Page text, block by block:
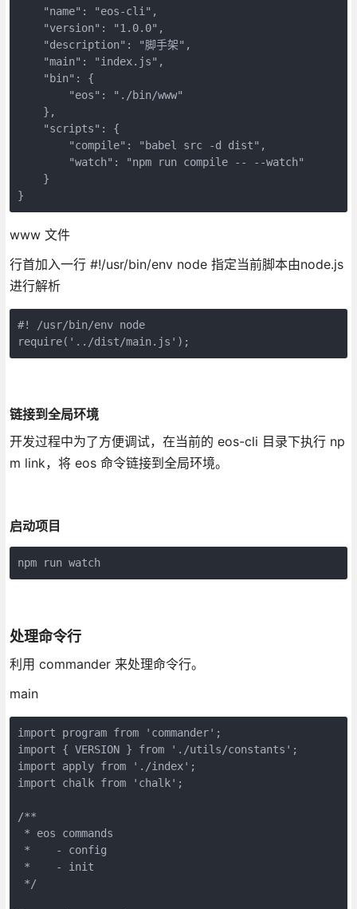
    "name": "eos-cli",
    "version": "1.0.0",
    "description": "脚手架",
    "main": "index.js",
    "bin": {
        "eos": "./bin/www"
    },
    "scripts": {
        "compile": "babel src -d dist",
        "watch": "npm run compile -- --watch"
    }
}
www 文件
行首加入一行 #!/usr/bin/env node 指定当前脚本由node.js
进行解析
#! /usr/bin/env node
require('../dist/main.js');
链接到全局环境
开发过程中为了方便调试，在当前的 eos-cli 目录下执行 np
m link，将 eos 命令链接到全局环境。
启动项目
npm run watch
处理命令行
利用 commander 来处理命令行。
main
import program from 'commander';
import { VERSION } from './utils/constants';
import apply from './index';
import chalk from 'chalk';
/**
* eos commands
*    - config
*    - init
*/